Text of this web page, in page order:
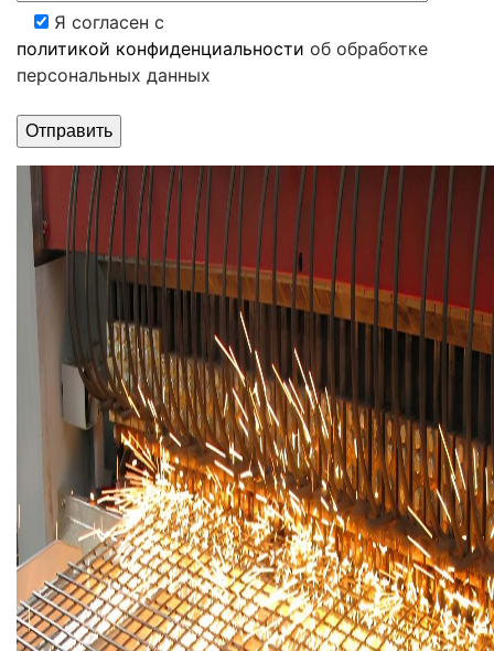
Я согласен с
политикой конфиденциальности об обработке
персональных данных